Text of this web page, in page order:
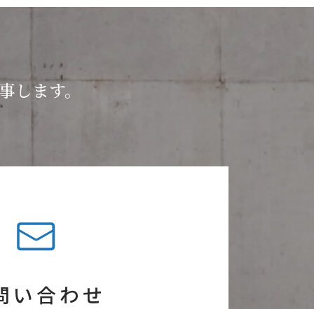
します。
い合わせ